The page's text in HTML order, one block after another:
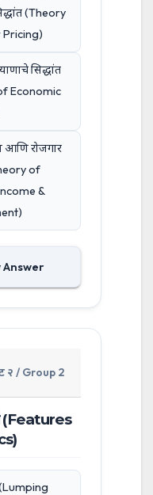
(Theory
सिद्धांत
Economic
आणि रोजगार
of
&
Answer
२ / Group 2
(Features
(Lumping